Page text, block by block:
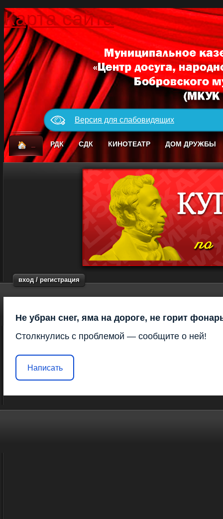
Карта сайта
Версия для слабовидящих
РДК СДК КИНОТЕАТР ДОМ ДРУЖБЫ
вход / регистрация
Не убран снег, яма на дороге, не горит
Столкнулись с проблемой — сообщите о ней!
Написать